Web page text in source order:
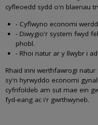
cyfleoedd sydd o'n blaenau
- Cyflwyno economi
- Diwygio'r system fwyd
phobl.
- Rhoi natur ar y llwybr i
Rhaid inni werthfawrogi
sy'n hyrwyddo economi
cyfrifoldeb am sut mae ein
fyd-eang ac i'r gwrthwyneb.